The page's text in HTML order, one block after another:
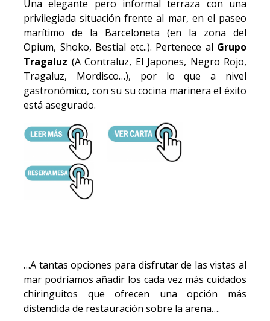
Una elegante pero informal terraza con una
privilegiada situación frente al mar, en el paseo
marítimo de la Barceloneta (en la zona del
Opium, Shoko, Bestial etc..). Pertenece al Grupo
Tragaluz (A Contraluz, El Japones, Negro Rojo,
Tragaluz, Mordisco…), por lo que a nivel
gastronómico, con su su cocina marinera el éxito
está asegurado.
…A tantas opciones para disfrutar de las vistas al
mar podríamos añadir los cada vez más cuidados
chiringuitos que ofrecen una opción más
distendida de restauración sobre la arena….